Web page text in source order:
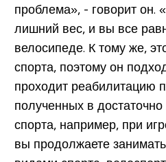
проблема», - говорит он.
лишний вес, и вы все
велосипеде. К тому же,
спорта, поэтому он
проходит реабилитацию
полученных в
спорта, например, при
вы продолжаете